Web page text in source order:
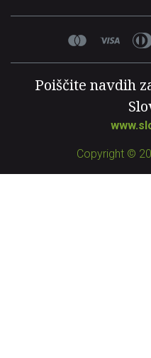
Poiščite navdih
Copyright ©